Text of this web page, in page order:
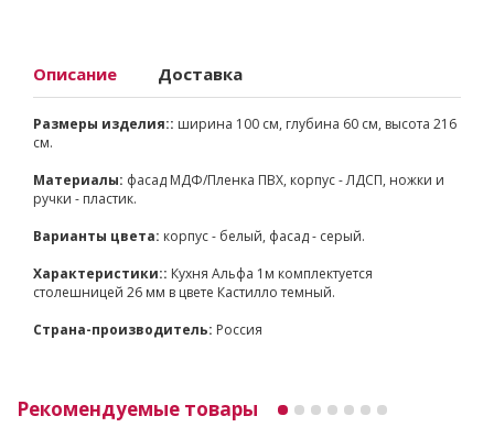
Описание Доставка
Размеры изделия:: ширина 100 см, глубина 60 см, высота 216
см.
Материалы: фасад МДФ/Пленка ПВХ, корпус - ЛДСП, ножки и
ручки - пластик.
Варианты цвета: корпус - белый, фасад - серый.
Характеристики:: Кухня Альфа 1м комплектуется
столешницей 26 мм в цвете Кастилло темный.
Страна-производитель: Россия
Рекомендуемые товары